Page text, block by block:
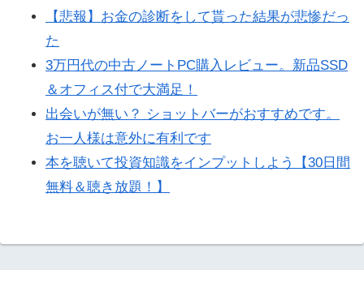
【悲報】お金の診断をして貰った結果が悲惨だっ
た
3万円代の中古ノートPC購入レビュー。新品SSD
＆オフィス付で大満足！
出会いが無い？ ショットバーがおすすめです。
お一人様は意外に有利です
本を聴いて投資知識をインプットしよう【30日間
無料＆聴き放題！】